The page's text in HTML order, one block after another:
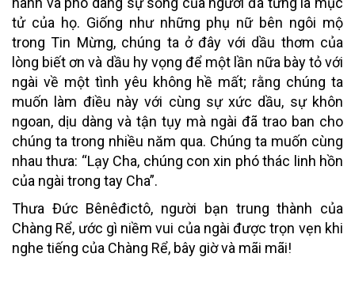
tử của họ. Giống như những phụ nữ bên ngôi mộ
trong Tin Mừng, chúng ta ở đây với dầu thơm của
lòng biết ơn và dầu hy vọng để một lần nữa bày tỏ với
ngài về một tình yêu không hề mất; rằng chúng ta
muốn làm điều này với cùng sự xức dầu, sự khôn
ngoan, dịu dàng và tận tụy mà ngài đã trao ban cho
chúng ta trong nhiều năm qua. Chúng ta muốn cùng
nhau thưa: “Lạy Cha, chúng con xin phó thác linh hồn
của ngài trong tay Cha”.
Thưa Đức Bênêđictô, người bạn trung thành của
Chàng Rể, ước gì niềm vui của ngài được trọn vẹn khi
nghe tiếng của Chàng Rể, bây giờ và mãi mãi!